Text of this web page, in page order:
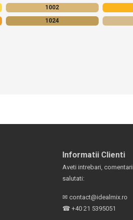
1002
1024
Informatii Clienti
Aveti intrebari,
salutati:
✉ contact@idealmix.ro
☎ +40 21 5395051